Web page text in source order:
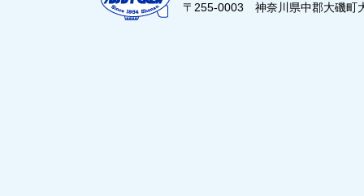
〒255-0003 神奈川県中郡大磯